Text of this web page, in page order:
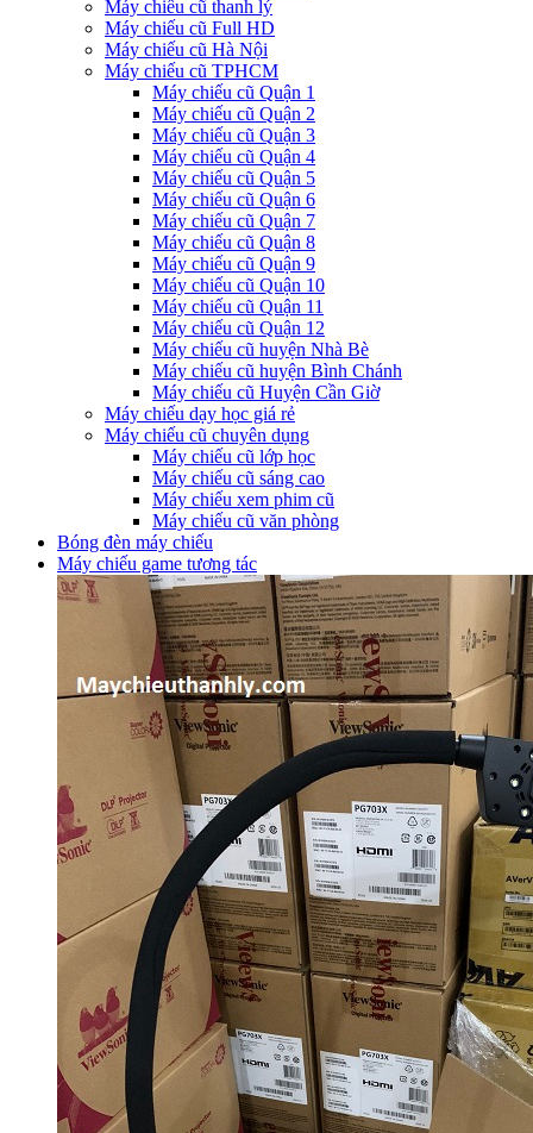
Máy chiếu cũ thanh lý
Máy chiếu cũ Full HD
Máy chiếu cũ Hà Nội
Máy chiếu cũ TPHCM
Máy chiếu cũ Quận 1
Máy chiếu cũ Quận 2
Máy chiếu cũ Quận 3
Máy chiếu cũ Quận 4
Máy chiếu cũ Quận 5
Máy chiếu cũ Quận 6
Máy chiếu cũ Quận 7
Máy chiếu cũ Quận 8
Máy chiếu cũ Quận 9
Máy chiếu cũ Quận 10
Máy chiếu cũ Quận 11
Máy chiếu cũ Quận 12
Máy chiếu cũ huyện Nhà Bè
Máy chiếu cũ huyện Bình Chánh
Máy chiếu cũ Huyện Cần Giờ
Máy chiếu dạy học giá rẻ
Máy chiếu cũ chuyên dụng
Máy chiếu cũ lớp học
Máy chiếu cũ sáng cao
Máy chiếu xem phim cũ
Máy chiếu cũ văn phòng
Bóng đèn máy chiếu
Máy chiếu game tương tác